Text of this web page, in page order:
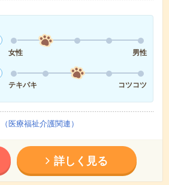
女性
男性
テキパキ
コツコツ
療福祉介護関連）
詳しく見る